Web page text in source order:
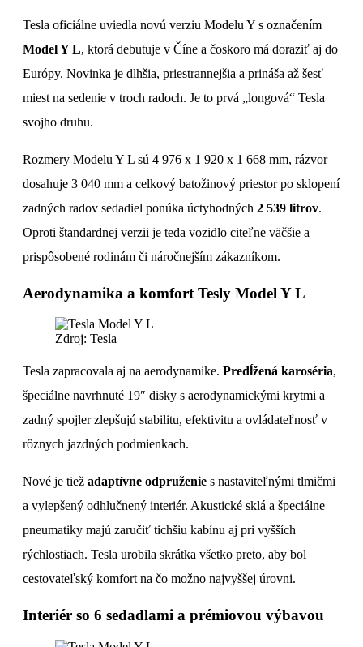
Tesla oficiálne uviedla novú verziu Modelu Y s označením
Model Y L, ktorá debutuje v Číne a čoskoro má doraziť aj do
Európy. Novinka je dlhšia, priestrannejšia a prináša až šesť
miest na sedenie v troch radoch. Je to prvá „longová“ Tesla
svojho druhu.
Rozmery Modelu Y L sú 4 976 x 1 920 x 1 668 mm, rázvor
dosahuje 3 040 mm a celkový batožinový priestor po sklopení
zadných radov sedadiel ponúka úctyhodných 2 539 litrov.
Oproti štandardnej verzii je teda vozidlo citeľne väčšie a
prispôsobené rodinám či náročnejším zákazníkom.
Aerodynamika a komfort Tesly Model Y L
Zdroj: Tesla
Tesla zapracovala aj na aerodynamike. Predĺžená karoséria,
špeciálne navrhnuté 19″ disky s aerodynamickými krytmi a
zadný spojler zlepšujú stabilitu, efektivitu a ovládateľnosť v
rôznych jazdných podmienkach.
Nové je tiež adaptívne odpruženie s nastaviteľnými tlmičmi
a vylepšený odhlučnený interiér. Akustické sklá a špeciálne
pneumatiky majú zaručiť tichšiu kabínu aj pri vyšších
rýchlostiach. Tesla urobila skrátka všetko preto, aby bol
cestovateľský komfort na čo možno najvyššej úrovni.
Interiér so 6 sedadlami a prémiovou výbavou